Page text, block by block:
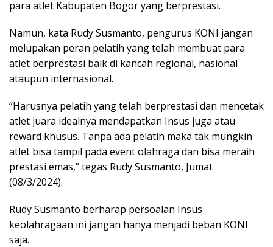
para atlet Kabupaten Bogor yang berprestasi.
Namun, kata Rudy Susmanto, pengurus KONI jangan
melupakan peran pelatih yang telah membuat para
atlet berprestasi baik di kancah regional, nasional
ataupun internasional.
“Harusnya pelatih yang telah berprestasi dan mencetak
atlet juara idealnya mendapatkan Insus juga atau
reward khusus. Tanpa ada pelatih maka tak mungkin
atlet bisa tampil pada event olahraga dan bisa meraih
prestasi emas,” tegas Rudy Susmanto, Jumat
(08/3/2024).
Rudy Susmanto berharap persoalan Insus
keolahragaan ini jangan hanya menjadi beban KONI
saja.